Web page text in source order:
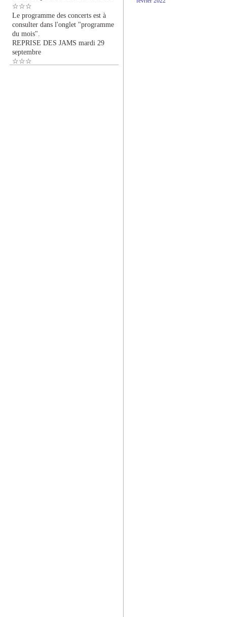
☆☆☆
Le programme des concerts est à
consulter dans l'onglet "programme
du mois".
REPRISE DES JAMS mardi 29
septembre
☆☆☆